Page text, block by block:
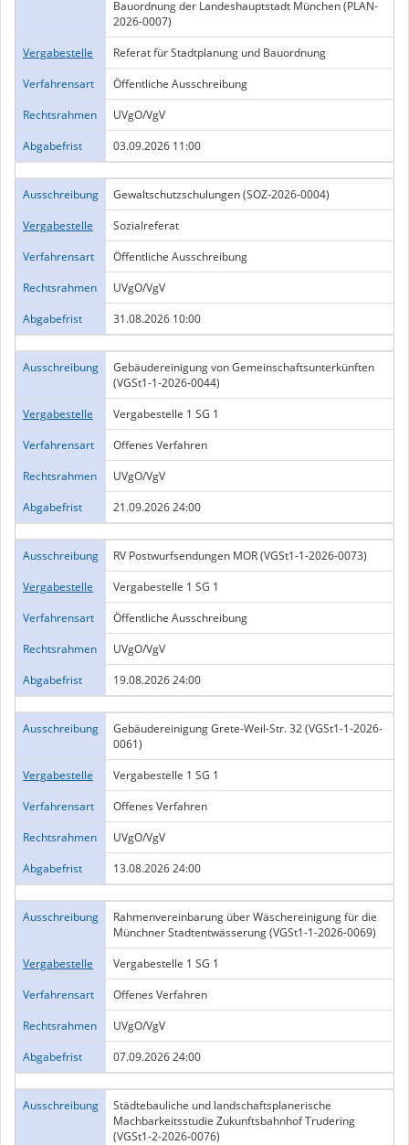
Bauordnung der Landeshauptstadt München (PLAN-
2026-0007)
Vergabestelle
Referat für Stadtplanung und Bauordnung
Verfahrensart
Öffentliche Ausschreibung
Rechtsrahmen
UVgO/VgV
Abgabefrist
03.09.2026 11:00
Ausschreibung
Gewaltschutzschulungen (SOZ-2026-0004)
Vergabestelle
Sozialreferat
Verfahrensart
Öffentliche Ausschreibung
Rechtsrahmen
UVgO/VgV
Abgabefrist
31.08.2026 10:00
Ausschreibung
Gebäudereinigung von Gemeinschaftsunterkünften
(VGSt1-1-2026-0044)
Vergabestelle
Vergabestelle 1 SG 1
Verfahrensart
Offenes Verfahren
Rechtsrahmen
UVgO/VgV
Abgabefrist
21.09.2026 24:00
Ausschreibung
RV Postwurfsendungen MOR (VGSt1-1-2026-0073)
Vergabestelle
Vergabestelle 1 SG 1
Verfahrensart
Öffentliche Ausschreibung
Rechtsrahmen
UVgO/VgV
Abgabefrist
19.08.2026 24:00
Ausschreibung
Gebäudereinigung Grete-Weil-Str. 32 (VGSt1-1-2026-
0061)
Vergabestelle
Vergabestelle 1 SG 1
Verfahrensart
Offenes Verfahren
Rechtsrahmen
UVgO/VgV
Abgabefrist
13.08.2026 24:00
Ausschreibung
Rahmenvereinbarung über Wäschereinigung für die
Münchner Stadtentwässerung (VGSt1-1-2026-0069)
Vergabestelle
Vergabestelle 1 SG 1
Verfahrensart
Offenes Verfahren
Rechtsrahmen
UVgO/VgV
Abgabefrist
07.09.2026 24:00
Ausschreibung
Städtebauliche und landschaftsplanerische
Machbarkeitsstudie Zukunftsbahnhof Trudering
(VGSt1-2-2026-0076)